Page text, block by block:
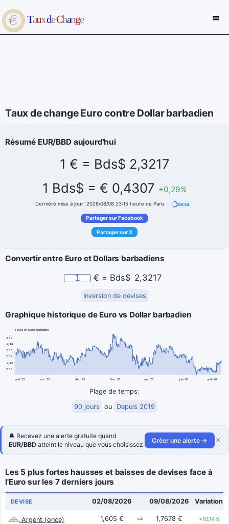
Taux de change Euro contre Dollar barbadien
Résumé EUR/BBD aujourd'hui
1 € = Bds$ 2,3217
1 Bds$ = € 0,4307 +0,29%
Dernière mise à jour: 2026/08/08 23:15 heure de Paris 06:53
Partager sur Facebook
Partager sur X
Convertir entre Euro et Dollars barbadiens
€ = Bds$ 2,3217
Inversion de devises
Graphique historique de Euro vs Dollar barbadien
2,30
2,32
2,34
2,36
2,38
2,40
août 25 oct. 25 déc. 25 févr. 26 avr. 26 juin 26 août 26
1 Euro en Dollar barbadien
Plage de temps:
90 jours
ou Depuis 2019
🔔 Recevez une alerte gratuite quand
EUR/BBD atteint le niveau que vous choisissez.
Créer une alerte → ×
Les 5 plus fortes hausses et baisses de devises face à
l'Euro sur les 7 derniers jours
DEVISE 02/08/2026 09/08/2026 Variation
Argent (once) 1,605 € ⇨ 1,7678 € +10,14%